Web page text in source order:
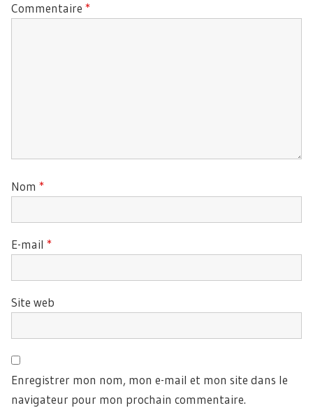
Commentaire *
Nom *
E-mail *
Site web
Enregistrer mon nom, mon e-mail et mon site dans le
navigateur pour mon prochain commentaire.